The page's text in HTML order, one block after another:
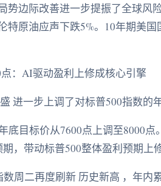
势边际改善进一步提振了全球
特原油应声下跌5%。10年期美
：AI驱动盈利上修成核心引擎
进一步上调了对标普500指数的
底目标价从7600点上调至8000
，带动标普500整体盈利预期上修
周二再度刷新 历史新高 ，年内